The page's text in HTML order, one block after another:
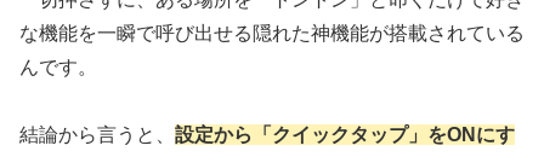
な機能を一瞬で呼び出せる隠れた神機能が搭載されている
んです。
結論から言うと、 設定から「クイックタップ」をONにす